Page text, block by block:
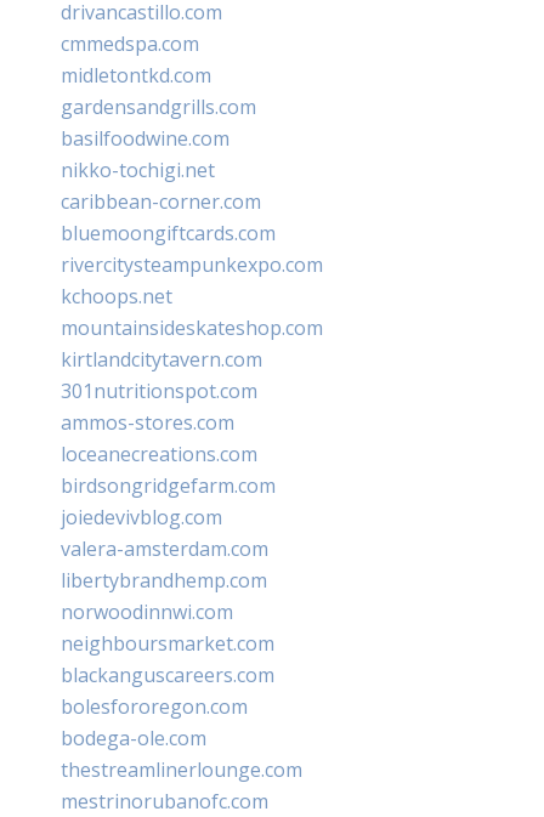
drivancastillo.com
cmmedspa.com
midletontkd.com
gardensandgrills.com
basilfoodwine.com
nikko-tochigi.net
caribbean-corner.com
bluemoongiftcards.com
rivercitysteampunkexpo.com
kchoops.net
mountainsideskateshop.com
kirtlandcitytavern.com
301nutritionspot.com
ammos-stores.com
loceanecreations.com
birdsongridgefarm.com
joiedevivblog.com
valera-amsterdam.com
libertybrandhemp.com
norwoodinnwi.com
neighboursmarket.com
blackanguscareers.com
bolesfororegon.com
bodega-ole.com
thestreamlinerlounge.com
mestrinorubanofc.com